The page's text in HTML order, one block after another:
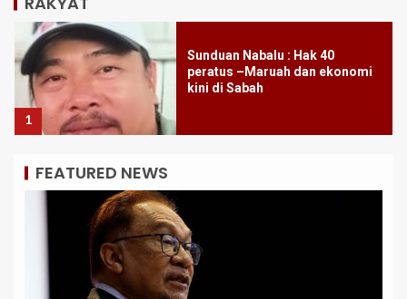
2
PERTUBUHAN ORANG ASAL
SABAH SERU KERAJAAN PUSAT
DAN AGC TIDAK TERUSKAN
RAYUAN ISU 40% HASIL SABAH
FEATURED NEWS